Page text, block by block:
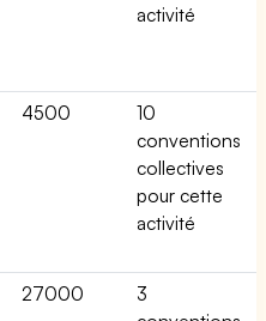
activité
4500
10
conventions
collectives
pour cette
activité
27000
3